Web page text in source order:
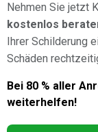
Nehmen Sie jetzt
kostenlos
Ihrer Schilderung
Schäden
Bei 80 % aller
weiterhelfen!